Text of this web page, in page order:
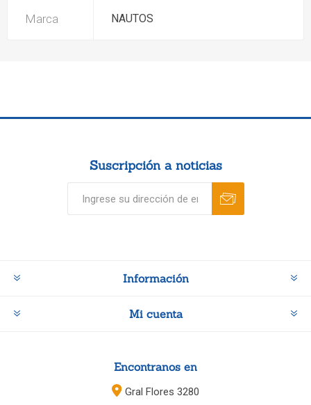
Marca NAUTOS
Suscripción a noticias
Información
Mi cuenta
Encontranos en
Gral Flores 3280